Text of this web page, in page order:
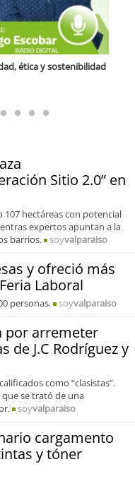
Sitio 2.0” en
hectáreas con potencial
expertos apuntan a la
barrios.
soyvalparaiso
y ofreció más
Laboral
personas. soyvalparaiso
por arremeter
de J.C Rodríguez y
como “clasistas”.
que se trató de una
soyvalparaiso
cargamento
y tóner